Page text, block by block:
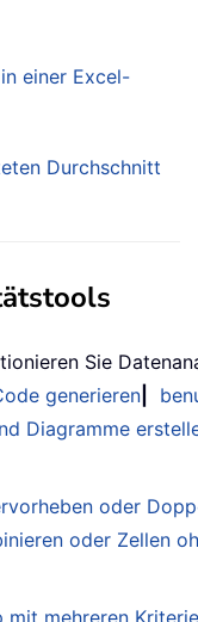
einer Excel-
Durchschnitt
Sie
generieren
Diagramme
oder
oder Zellen
mit mehreren